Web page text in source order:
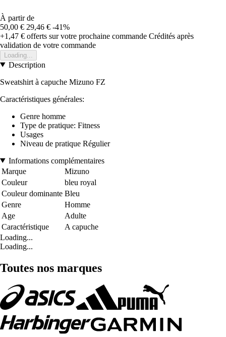
À partir de
50,00 € 29,46 € -41%
+1,47 € offerts sur votre prochaine commande Crédités après
validation de votre commande
Loading...
Description
Sweatshirt à capuche Mizuno FZ
Caractéristiques générales:
Genre homme
Type de pratique: Fitness
Usages
Niveau de pratique Régulier
Informations complémentaires
Marque
Mizuno
Couleur
bleu royal
Couleur dominante Bleu
Genre
Homme
Age
Adulte
Caractéristique
A capuche
Loading...
Loading...
Toutes nos marques